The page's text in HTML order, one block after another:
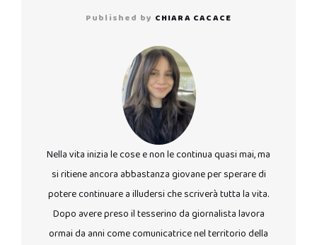
Published by CHIARA CACACE
Nella vita inizia le cose e non le continua quasi mai, ma
si ritiene ancora abbastanza giovane per sperare di
potere continuare a illudersi che scriverà tutta la vita.
Dopo avere preso il tesserino da giornalista lavora
ormai da anni come comunicatrice nel territorio della